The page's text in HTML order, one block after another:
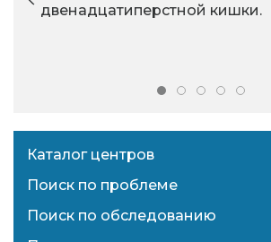
двенадцатиперстной кишки.
Каталог центров
Поиск по проблеме
Поиск по обследованию